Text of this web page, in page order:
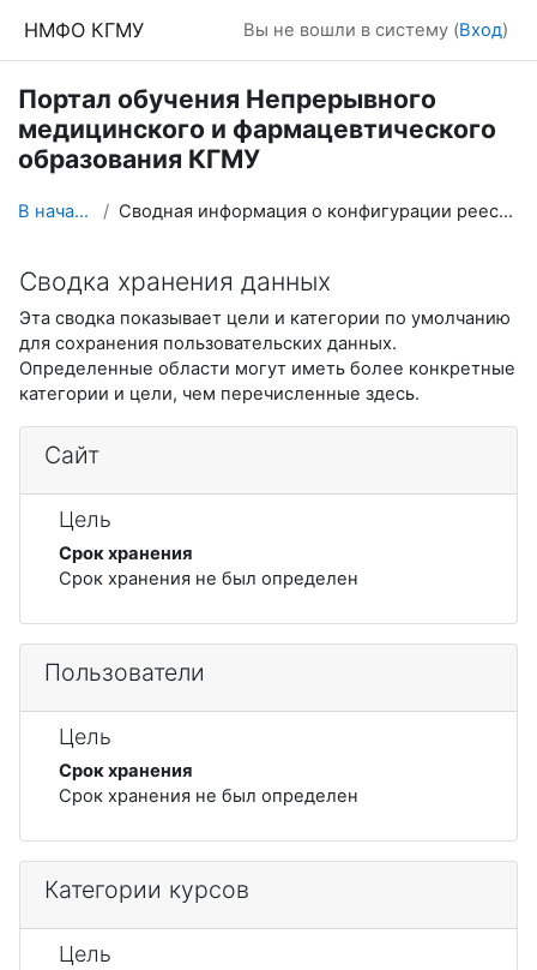
НМФО КГМУ Вы не вошли в систему (Вход)
Портал обучения Непрерывного
медицинского и фармацевтического
образования КГМУ
В начало Сводная информация о конфигурации реестра
Сводка хранения данных
Эта сводка показывает цели и категории по умолчанию
для сохранения пользовательских данных.
Определенные области могут иметь более конкретные
категории и цели, чем перечисленные здесь.
Сайт
Цель
Срок хранения
Срок хранения не был определен
Пользователи
Цель
Срок хранения
Срок хранения не был определен
Категории курсов
Цель